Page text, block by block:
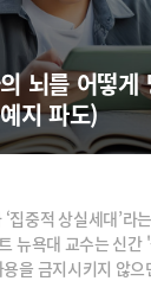
뇌를 어떻게
지 파도)
집중적 상실세대’라
뉴욕대 교수는 신
을 금지시키지 않으